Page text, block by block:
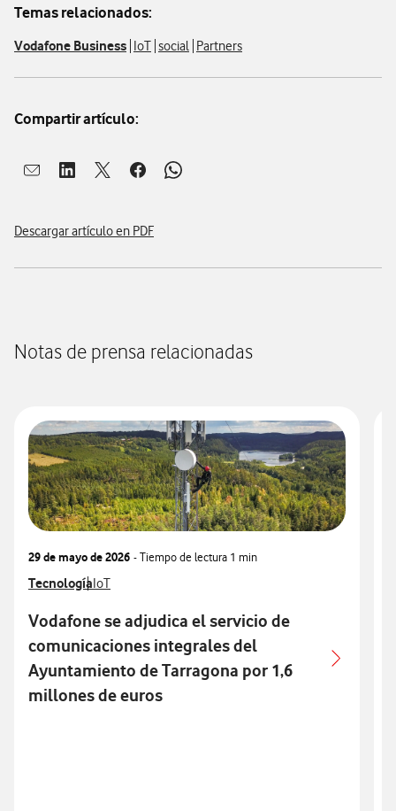
Temas relacionados:
Vodafone Business IoT social Partners
Compartir artículo:
Abrir ventana para compartir en mail
Abrir ventana para compartir en linkedin
Abrir ventana para compartir en twitter
Abrir ventana para compartir en facebook
Abrir ventana para compartir en
Descargar artículo en PDF
Notas de prensa relacionadas
29 de mayo de 2026 - Tiempo de lectura 1 min
Ver más notas de prensa relacionados con
TecnologíaVer más notas de prensa relacionados con
IoT
Vodafone se adjudica el servicio de
comunicaciones integrales del
Ayuntamiento de Tarragona por 1,6
millones de euros